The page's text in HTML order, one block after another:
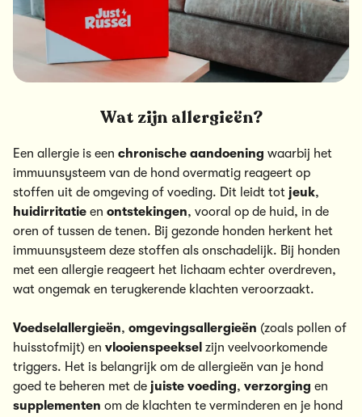
Wat zijn allergieën?
Een allergie is een chronische aandoening waarbij het
immuunsysteem van de hond overmatig reageert op
stoffen uit de omgeving of voeding. Dit leidt tot jeuk,
huidirritatie en ontstekingen, vooral op de huid, in de
oren of tussen de tenen. Bij gezonde honden herkent het
immuunsysteem deze stoffen als onschadelijk. Bij honden
met een allergie reageert het lichaam echter overdreven,
wat ongemak en terugkerende klachten veroorzaakt.
Voedselallergieën, omgevingsallergieën (zoals pollen of
huisstofmijt) en vlooienspeeksel zijn veelvoorkomende
triggers. Het is belangrijk om de allergieën van je hond
goed te beheren met de juiste voeding, verzorging en
supplementen om de klachten te verminderen en je hond